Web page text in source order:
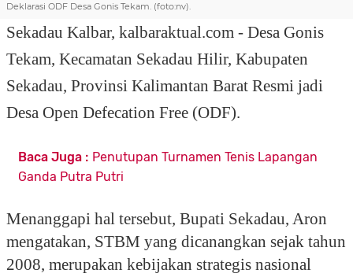
Deklarasi ODF Desa Gonis Tekam. (foto:nv).
Sekadau Kalbar, kalbaraktual.com - Desa Gonis
Tekam, Kecamatan Sekadau Hilir, Kabupaten
Sekadau, Provinsi Kalimantan Barat Resmi jadi
Desa Open Defecation Free (ODF).
Baca Juga : Penutupan Turnamen Tenis Lapangan
Ganda Putra Putri
Menanggapi hal tersebut, Bupati Sekadau, Aron
mengatakan, STBM yang dicanangkan sejak tahun
2008, merupakan kebijakan strategis nasional